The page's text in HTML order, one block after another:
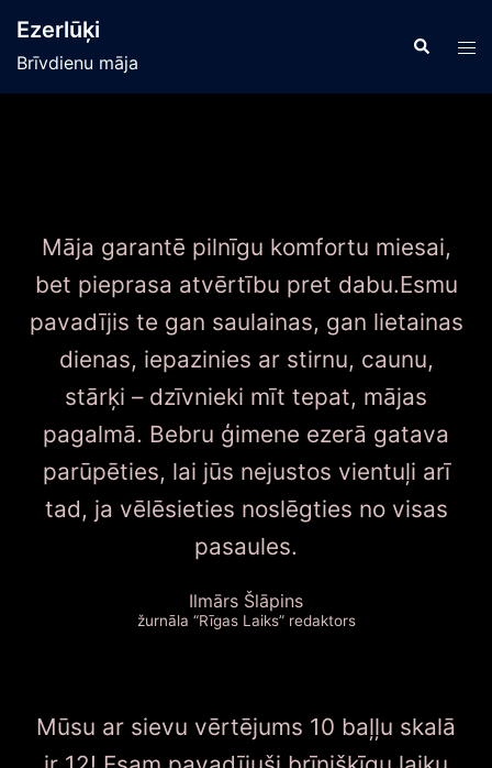
Ezerlūķi
Brīvdienu māja
Māja garantē pilnīgu komfortu miesai,
bet pieprasa atvērtību pret dabu.Esmu
pavadījis te gan saulainas, gan lietainas
dienas, iepazinies ar stirnu, caunu,
stārķi – dzīvnieki mīt tepat, mājas
pagalmā. Bebru ģimene ezerā gatava
parūpēties, lai jūs nejustos vientuļi arī
tad, ja vēlēsieties noslēgties no visas
pasaules.
Ilmārs Šlāpins
žurnāla “Rīgas Laiks” redaktors
Mūsu ar sievu vērtējums 10 baļļu skalā